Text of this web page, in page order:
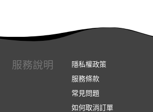
服務說明
隱私權政策
服務條款
常見問題
如何取消訂單